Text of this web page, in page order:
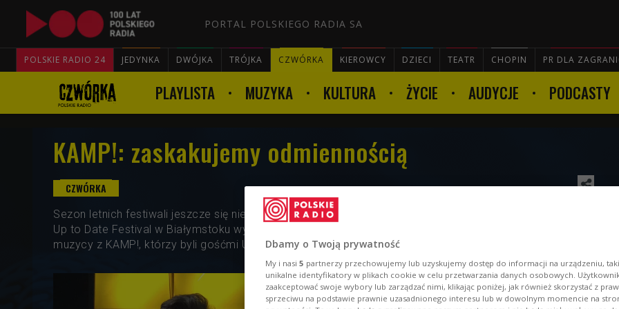
PORTAL POLSKIEGO RADIA SA
POLSKIE RADIO 24 JEDYNKA DWÓJKA TRÓJKA CZWÓRKA KIEROWCY DZIECI TEATR CHOPIN PR DLA

PLAYLISTA MUZYKA KULTURA ŻYCIE AUDYCJE PODCASTY
KAMP!: zaskakujemy odmiennością
Sezon letnich festiwali jeszcze się nie kończy. Już w najbliższy weekend na Czwartej Scenie Czwórki, na
Up to Date Festival w Białymstoku wystąpią czołowi artyści sceny elektronicznej. Wśród nich także
muzycy z KAMP!, którzy byli gośćmi Uli Kaczyńskiej.Dbamy o Twoją prywatność
My i nasi 5 partnerzy przechowujemy lub uzyskujemy dostęp do informacji na urządzeniu,
unikalne identyfikatory w plikach cookie w celu przetwarzania danych osobowych.
zaakceptować swoje wybory lub zarządzać nimi, klikając poniżej, jak również skorzystać z
sprzeciwu na podstawie prawnie uzasadnionego interesu lub w dowolnym momencie na